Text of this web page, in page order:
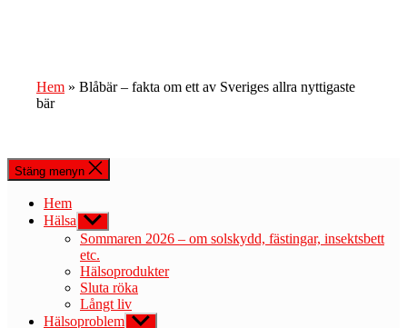
Hem » Blåbär – fakta om ett av Sveriges allra nyttigaste
bär
Stäng menyn
Hem
Hälsa Visa
undermeny
Sommaren 2026 – om solskydd, fästingar, insektsbett
etc.
Hälsoprodukter
Sluta röka
Långt liv
Hälsoproblem Visa